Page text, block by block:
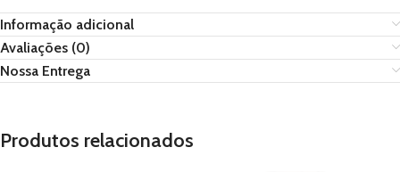
Informação adicional
Avaliações (0)
Nossa Entrega
Produtos relacionados